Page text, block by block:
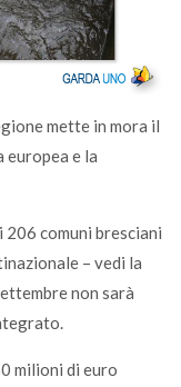
mette in mora il
europea e la
comuni bresciani
– vedi la
non sarà
milioni di euro